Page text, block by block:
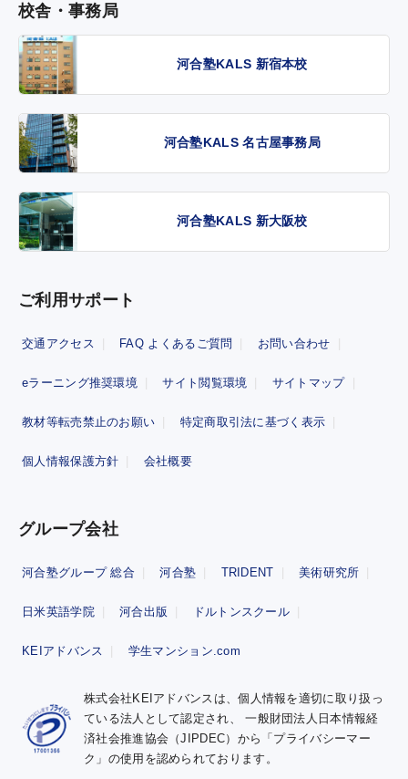
校舎・事務局
河合塾KALS 新宿本校
河合塾KALS 名古屋事務局
河合塾KALS 新大阪校
ご利用サポート
交通アクセス FAQ よくあるご質問 お問い合わせ
eラーニング推奨環境 サイト閲覧環境 サイトマップ
教材等転売禁止のお願い 特定商取引法に基づく表示
個人情報保護方針 会社概要
グループ会社
河合塾グループ 総合 河合塾 TRIDENT 美術研究所
日米英語学院 河合出版 ドルトンスクール
KEIアドバンス 学生マンション.com
株式会社KEIアドバンスは、個人情報を適切に取り扱っ
ている法人として認定され、一般財団法人日本情報経
済社会推進協会（JIPDEC）から「プライバシーマー
ク」の使用を認められております。